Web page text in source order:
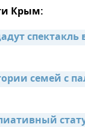
Крым:
спектакль
семей с